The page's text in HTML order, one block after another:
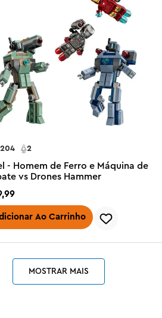
2
204
- Homem de Ferro e Máquina de
vs Drones Hammer
,99
Ao Carrinho
MOSTRAR MAIS